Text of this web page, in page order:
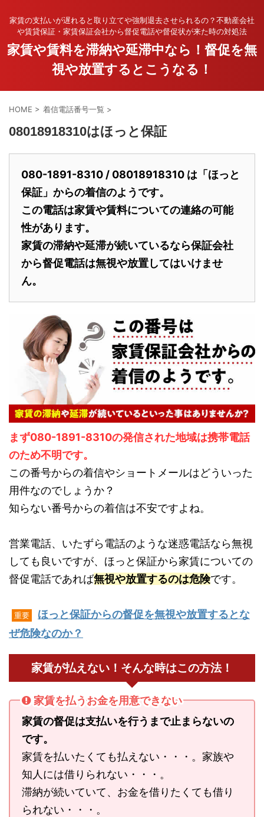
家賃の支払いが遅れると取り立てや強制退去させられるの？不動産会社
や賃貸保証・家賃保証会社から督促電話や督促状が来た時の対処法
家賃や賃料を滞納や延滞中なら！督促を無
視や放置するとこうなる！
HOME > 着信電話番号一覧 >
08018918310はほっと保証
080-1891-8310 / 08018918310 は「ほっと
保証」からの着信のようです。
この電話は家賃や賃料についての連絡の可能
性があります。
家賃の滞納や延滞が続いているなら保証会社
から督促電話は無視や放置してはいけませ
ん。
まず080-1891-8310の発信された地域は携帯電話
のため不明です。
この番号からの着信やショートメールはどういった
用件なのでしょうか？
知らない番号からの着信は不安ですよね。
営業電話、いたずら電話のような迷惑電話なら無視
しても良いですが、ほっと保証から家賃についての
督促電話であれば無視や放置するのは危険です。
重要
ほっと保証からの督促を無視や放置するとな
ぜ危険なのか？
家賃が払えない！そんな時はこの方法！
家賃を払うお金を用意できない
家賃の督促は支払いを行うまで止まらないの
です。
家賃を払いたくても払えない・・・。家族や
知人には借りられない・・・。
滞納が続いていて、お金を借りたくても借り
られない・・・。